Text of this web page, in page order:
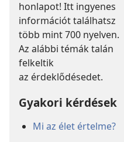
honlapot! Itt ingyenes
információt találhatsz
több mint 700 nyelven.
Az alábbi témák talán
felkeltik
az érdeklődésedet.
Gyakori kérdések
Mi az élet értelme?